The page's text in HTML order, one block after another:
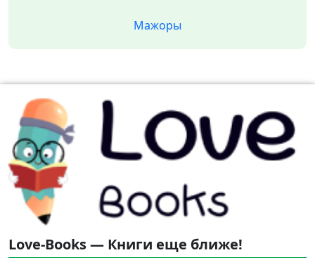
Мажоры
Love-Books — Книги еще ближе!